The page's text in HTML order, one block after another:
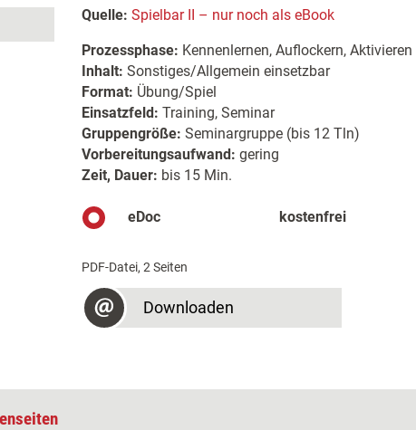
Quelle: Spielbar II – nur noch als eBook
Prozessphase: Kennenlernen, Auflockern, Aktivieren
Inhalt: Sonstiges/Allgemein einsetzbar
Format: Übung/Spiel
Einsatzfeld: Training, Seminar
Gruppengröße: Seminargruppe (bis 12 Tln)
Vorbereitungsaufwand: gering
Zeit, Dauer: bis 15 Min.
eDoc kostenfrei
PDF-Datei, 2 Seiten
Downloaden